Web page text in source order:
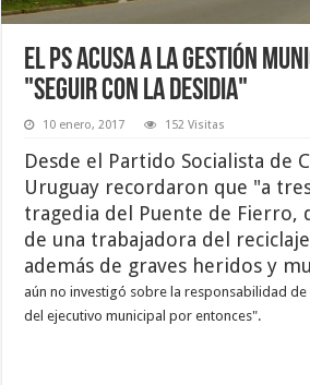
EL PS acusa a la gestión
"seguir con la desidia"
10 enero, 2017 152 Visitas
Desde el Partido Socialista de
Uruguay recordaron que "a
tragedia del Puente de Fierro,
de una trabajadora del
además de graves heridos y
aún no investigó sobre la responsabilidad
del ejecutivo municipal por entonces".